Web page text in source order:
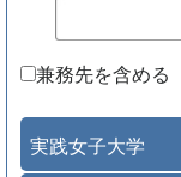
兼務先を含める
実践女子大学